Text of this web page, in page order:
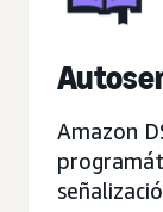
Amazon